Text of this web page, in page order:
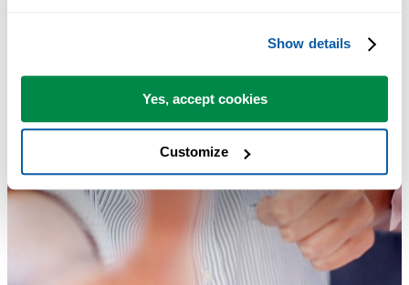
Show details
Yes, accept cookies
Customize